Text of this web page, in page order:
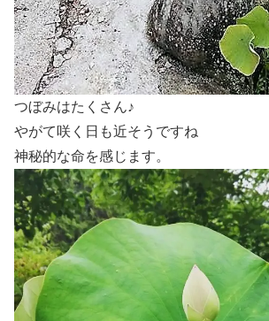
つぼみはたくさん♪
やがて咲く日も近そうですね
神秘的な命を感じます。